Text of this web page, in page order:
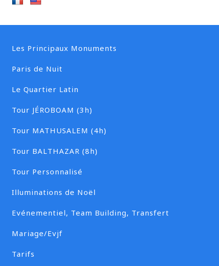
Les Principaux Monuments
Paris de Nuit
Le Quartier Latin
Tour JÉROBOAM (3h)
Tour MATHUSALEM (4h)
Tour BALTHAZAR (8h)
Tour Personnalisé
Illuminations de Noël
Evénementiel, Team Building, Transfert
Mariage/Evjf
Tarifs